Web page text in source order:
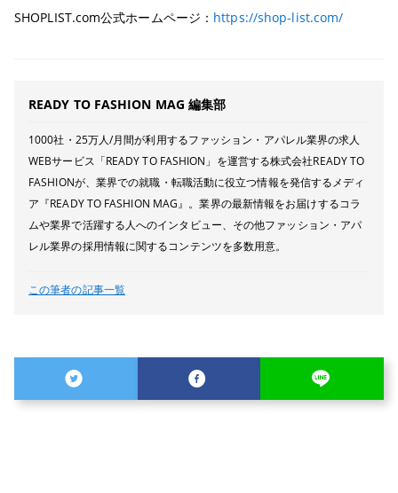
SHOPLIST.com公式ホームページ： https://shop-list.com/
READY TO FASHION MAG 編集部
1000社・25万人/月間が利用するファッション・アパレル業界の求人
WEBサービス「READY TO FASHION」を運営する株式会社READY TO
FASHIONが、業界での就職・転職活動に役立つ情報を発信するメディ
ア『READY TO FASHION MAG』。業界の最新情報をお届けするコラ
ムや業界で活躍する人へのインタビュー、その他ファッション・アパ
レル業界の採用情報に関するコンテンツを多数用意。
この筆者の記事一覧